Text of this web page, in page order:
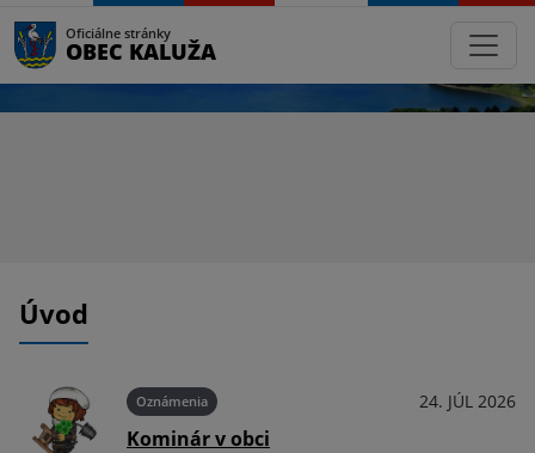
Oficiálne stránky
OBEC KALUŽA
Úvod
Oznámenia 24. JÚL 2026
Kominár v obci